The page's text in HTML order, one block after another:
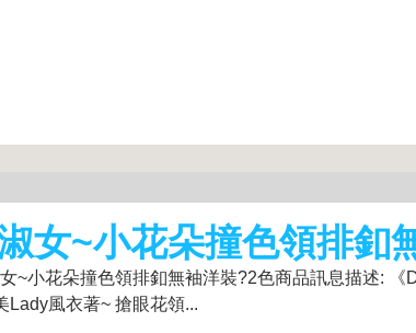
女~小花朵撞色領排釦
~小花朵撞色領排釦無袖洋裝?2色商品訊息描述:
Lady風衣著~ 搶眼花領...